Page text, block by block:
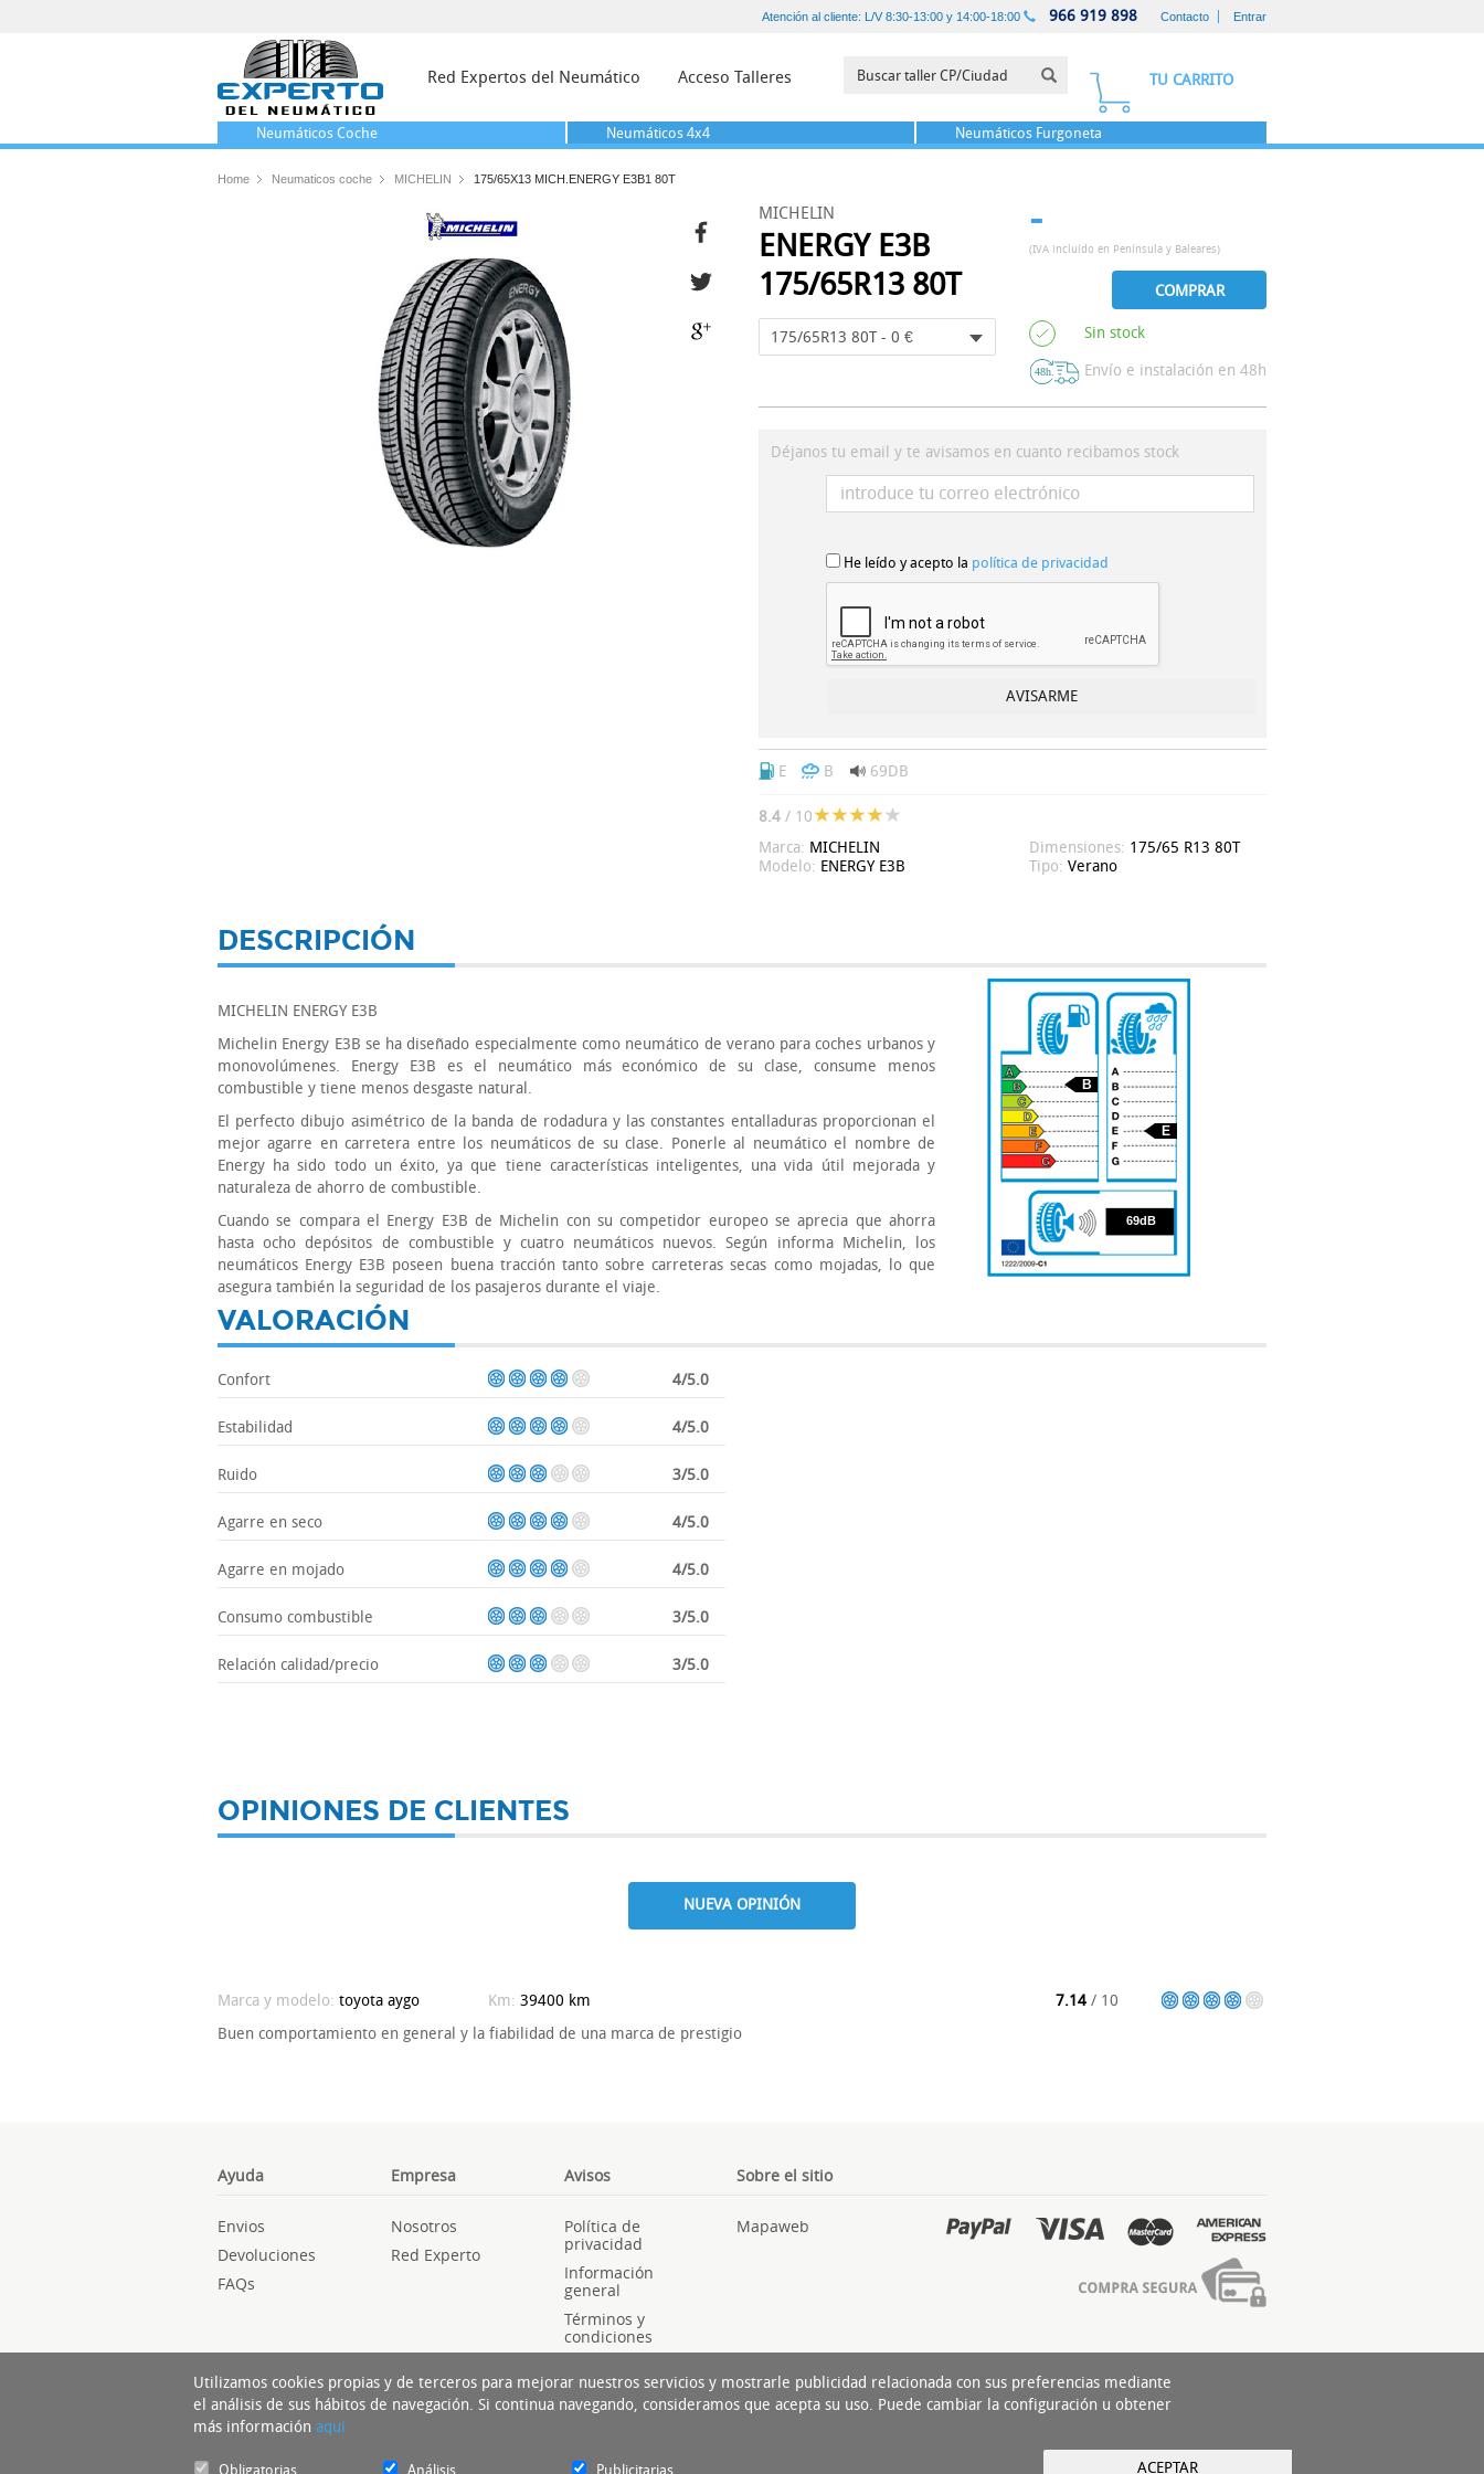
Atención al cliente: L/V 8:30-13:00 y 14:00-18:00 966 919 898 Contacto Entrar
Red Expertos del Neumático Acceso Talleres TU CARRITO
Neumáticos Coche Neumáticos 4x4 Neumáticos Furgoneta
Home Neumaticos coche MICHELIN 175/65X13 MICH.ENERGY E3B1 80T
MICHELIN
ENERGY E3B
175/65R13 80T
175/65R13 80T - 0 €
-
(IVA incluído en Península y Baleares)
COMPRAR
Sin stock
Envío e instalación en 48h
Déjanos tu email y te avisamos en cuanto recibamos stock
He leído y acepto la política de privacidad
E B 69DB
8.4 / 10
Marca: MICHELIN
Modelo: ENERGY E3B
Dimensiones: 175/65 R13 80T
Tipo: Verano
DESCRIPCIÓN
MICHELIN ENERGY E3B
Michelin Energy E3B se ha diseñado especialmente como neumático de verano para coches urbanos y
monovolúmenes. Energy E3B es el neumático más económico de su clase, consume menos
combustible y tiene menos desgaste natural.
El perfecto dibujo asimétrico de la banda de rodadura y las constantes entalladuras proporcionan el
mejor agarre en carretera entre los neumáticos de su clase. Ponerle al neumático el nombre de
Energy ha sido todo un éxito, ya que tiene características inteligentes, una vida útil mejorada y
naturaleza de ahorro de combustible.
Cuando se compara el Energy E3B de Michelin con su competidor europeo se aprecia que ahorra
hasta ocho depósitos de combustible y cuatro neumáticos nuevos. Según informa Michelin, los
neumáticos Energy E3B poseen buena tracción tanto sobre carreteras secas como mojadas, lo que
asegura también la seguridad de los pasajeros durante el viaje.
69
B
E
69dB
VALORACIÓN
Confort 4/5.0
Estabilidad 4/5.0
Ruido 3/5.0
Agarre en seco 4/5.0
Agarre en mojado 4/5.0
Consumo combustible 3/5.0
Relación calidad/precio 3/5.0
OPINIONES DE CLIENTES
NUEVA OPINIÓN
Marca y modelo: toyota aygo Km: 39400 km 7.14 / 10
Buen comportamiento en general y la fiabilidad de una marca de prestigio
Ayuda Empresa Avisos Sobre el sitio
Envios
Devoluciones
FAQs
Nosotros
Red Experto
Política de
privacidad
Información
general
Términos y
condiciones
Mapaweb
Utilizamos cookies propias y de terceros para mejorar nuestros servicios y mostrarle publicidad relacionada con sus preferencias mediante
el análisis de sus hábitos de navegación. Si continua navegando, consideramos que acepta su uso. Puede cambiar la configuración u obtener
más información aquí
Obligatorias Análisis Publicitarias ACEPTAR